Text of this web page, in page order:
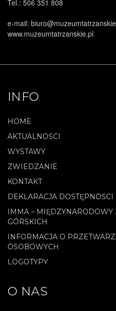
Tel.: 506 351 808
e-mail:
www.muzeumtatrzanskie.pl
INFO
HOME
AKTUALNOŚCI
WYSTAWY
ZWIEDZANIE
KONTAKT
DEKLARACJA DOSTĘPNOŚCI
IMMA –
GÓRSKICH
INFORMACJA O
OSOBOWYCH
LOGOTYPY
O NAS